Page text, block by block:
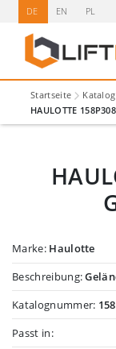
DE EN PL
Startseite Katalog
HAULOTTE
Marke: Haulotte
Beschreibung:
Katalognummer:
Passt in: